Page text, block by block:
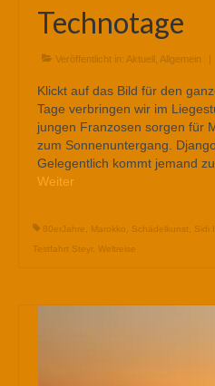
Technotage
Veröffentlicht in: Aktuell Allgemein |
Klickt auf das Bild für den
Tage verbringen wir im
jungen Franzosen sorgen für
zum Sonnenuntergang.
Gelegentlich kommt jemand
Weiter
80erJahre Marokko Schädelkunst Sidi
Testfahrt Steyr, Weltreise